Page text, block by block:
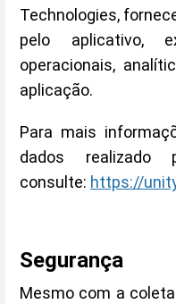
Technologies,
pelo aplicativo,
operacionais,
aplicação.
Para mais
dados realizado
consulte: https://
Segurança
Mesmo com a